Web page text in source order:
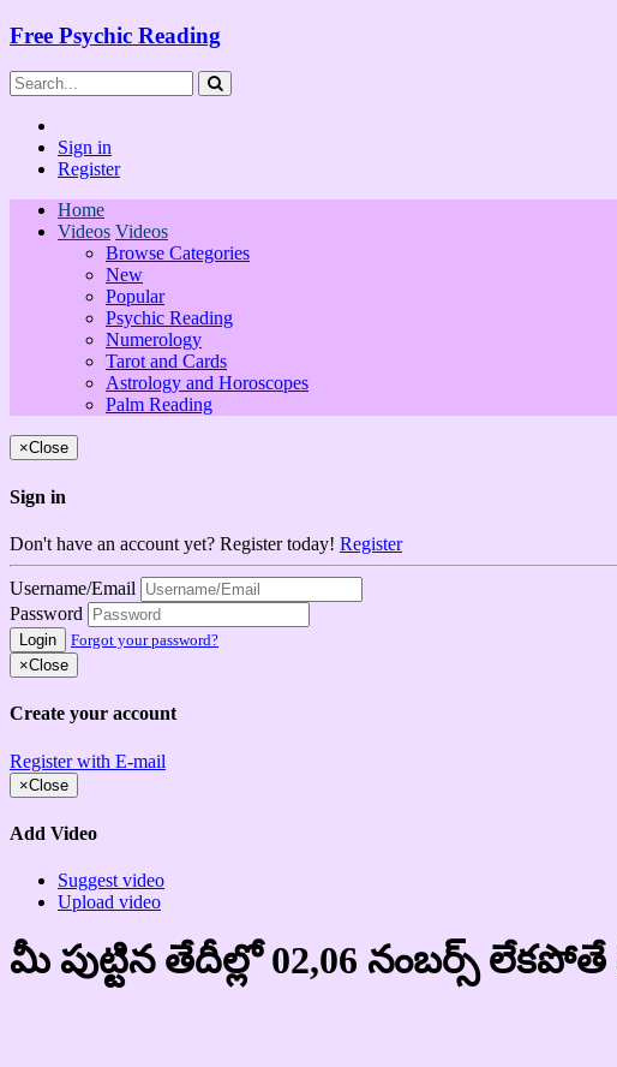
Free Psychic Reading
Sign in
Register
Home
Videos Videos
Browse Categories
New
Popular
Psychic Reading
Numerology
Tarot and Cards
Astrology and Horoscopes
Palm Reading
×Close
Sign in
Don't have an account yet? Register today! Register
Username/Email
Password
Login
Forgot your password?
×Close
Create your account
Register with E-mail
×Close
Add Video
Suggest video
Upload video
మీ పుట్టిన తేదీల్లో 02,06 నంబర్స్